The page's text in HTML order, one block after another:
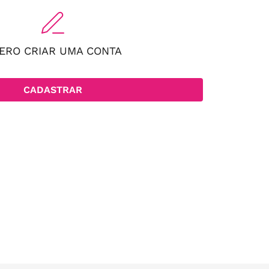
CRIAR UMA CONTA
CADASTRAR